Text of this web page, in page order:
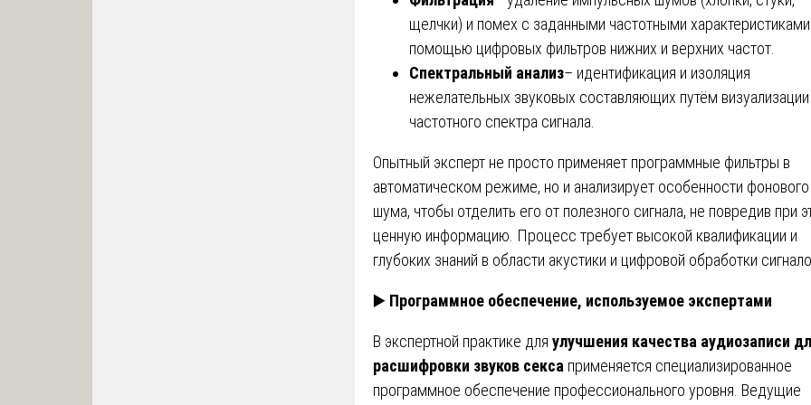
щелчки) и помех с заданными частотными
помощью цифровых фильтров нижних и верхних частот.
Спектральный анализ– идентификация и изоляция
нежелательных звуковых составляющих путём визуализации
частотного спектра сигнала.
Опытный эксперт не просто применяет программные фильтры в
автоматическом режиме, но и анализирует особенности фонового
шума, чтобы отделить его от полезного сигнала, не повредив при
ценную информацию. Процесс требует высокой квалификации и
глубоких знаний в области акустики и цифровой обработки
▶️ Программное обеспечение, используемое экспертами
В экспертной практике для улучшения качества аудиозаписи
расшифровки звуков секса применяется специализированное
программное обеспечение профессионального уровня. Ведущие